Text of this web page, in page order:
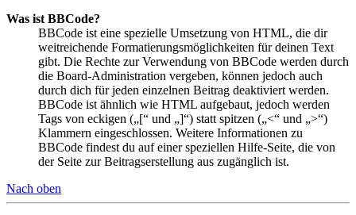
Was ist BBCode?
BBCode ist eine spezielle Umsetzung von HTML, die dir
weitreichende Formatierungsmöglichkeiten für deinen Text
gibt. Die Rechte zur Verwendung von BBCode werden durch
die Board-Administration vergeben, können jedoch auch
durch dich für jeden einzelnen Beitrag deaktiviert werden.
BBCode ist ähnlich wie HTML aufgebaut, jedoch werden
Tags von eckigen („[“ und „]“) statt spitzen („<“ und „>“)
Klammern eingeschlossen. Weitere Informationen zu
BBCode findest du auf einer speziellen Hilfe-Seite, die von
der Seite zur Beitragserstellung aus zugänglich ist.
Nach oben